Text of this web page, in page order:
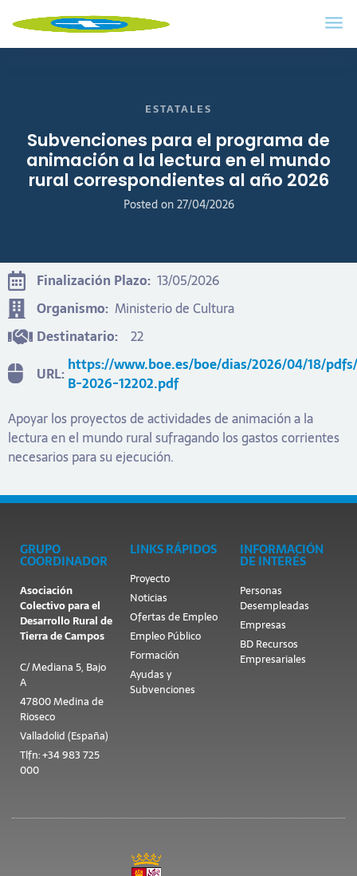
ESTATALES
Subvenciones para el programa de
animación a la lectura en el mundo
rural correspondientes al año 2026
Posted on27/04/2026
Finalización Plazo:13/05/2026
Organismo:Ministerio de Cultura
Destinatario:22
URL:https://www.boe.es/boe/dias/2026/04/18/
B-2026-12202.pdf
Apoyar los proyectos de actividades de animación a la
lectura en el mundo rural sufragando los gastos corrientes
necesarios para su ejecución.
GRUPO
COORDINADOR
Asociación
Colectivo para el
Desarrollo Rural de
Tierra de Campos
C/ Mediana 5, Bajo
A
47800 Medina de
Rioseco
Valladolid (España)
Tlfn: +34 983 725
000
LINKS RÁPIDOS
Proyecto
Noticias
Ofertas de Empleo
Empleo Público
Formación
Ayudas y
Subvenciones
INFORMACIÓN
DE INTERÉS
Personas
Desempleadas
Empresas
BD Recursos
Empresariales